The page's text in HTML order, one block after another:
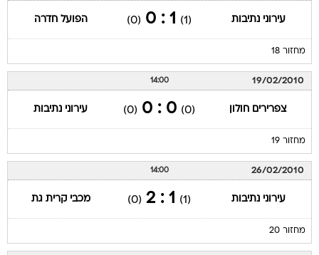
עירוני נתיבות (1)
1 : 0
(0) הפועל חדרה
מחזור 18
19/02/2010
14:00
צפרירים חולון (0)
0 : 0
(0) עירוני נתיבות
מחזור 19
26/02/2010
14:00
עירוני נתיבות (1)
1 : 2
(0) מכבי קרית גת
מחזור 20